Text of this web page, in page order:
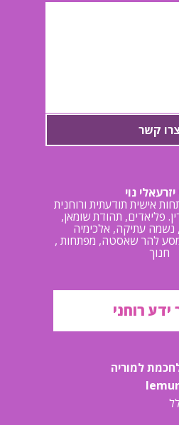
צרו קשר
יזרעאלי נוי
אישית תודעתית ורוחנית
פליאדים, תהודת שומאן,
, המסע לדמנהור, המסע להר שאסטה, מפתחות
חנוך
ידע רוחני
למוריה